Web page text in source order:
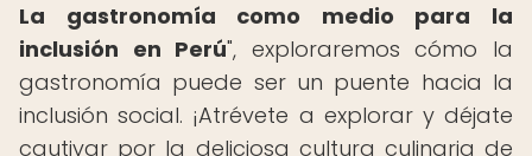
La gastronomía como medio para la
inclusión en Perú", exploraremos cómo la
gastronomía puede ser un puente hacia la
inclusión social. ¡Atrévete a explorar y déjate
cautivar por la deliciosa cultura culinaria de